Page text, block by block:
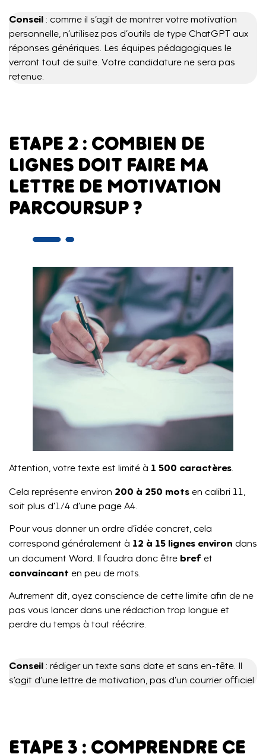
Conseil : comme il s’agit de montrer votre motivation
personnelle, n’utilisez pas d’outils de type ChatGPT aux
réponses génériques. Les équipes pédagogiques le
verront tout de suite. Votre candidature ne sera pas
retenue.
ETAPE 2 : COMBIEN DE
LIGNES DOIT FAIRE MA
LETTRE DE MOTIVATION
PARCOURSUP ?
Attention, votre texte est limité à 1 500 caractères.
Cela représente environ 200 à 250 mots en calibri 11,
soit plus d’1/4 d’une page A4.
Pour vous donner un ordre d’idée concret, cela
correspond généralement à 12 à 15 lignes environ dans
un document Word. Il faudra donc être bref et
convaincant en peu de mots.
Autrement dit, ayez conscience de cette limite afin de ne
pas vous lancer dans une rédaction trop longue et
perdre du temps à tout réécrire.
Conseil : rédiger un texte sans date et sans en-tête. Il
s’agit d’une lettre de motivation, pas d’un courrier officiel.
ETAPE 3 : COMPRENDRE CE